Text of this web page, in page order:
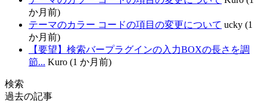
か月前)
テーマのカラー コードの項目の変更について ucky (1
か月前)
【要望】検索バープラグインの入力BOXの長さを調
節... Kuro (1 か月前)
検索
過去の記事